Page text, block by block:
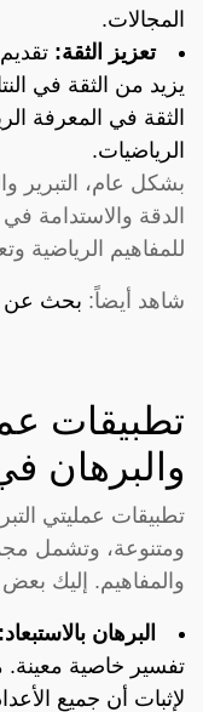
المجالات.
تعزيز الثقة:
يزيد من الثقة في
الثقة في المعرفة
الرياضيات.
بشكل عام، التبرير
الدقة والاستدامة
للمفاهيم الرياضية
شاهد أيضاً: بحث عن
تطبيقات
والبرهان
تطبيقات عمليتي
ومتنوعة، وتشمل
والمفاهيم. إليك بعض
البرهان بالاستبعاد:
تفسير خاصية معينة.
لإثبات أن جميع